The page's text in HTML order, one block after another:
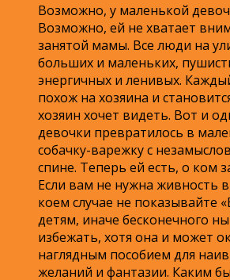
Возможно, у маленькой
Возможно, ей не хватает
занятой мамы. Все люди на
больших и маленьких,
энергичных и ленивых.
похож на хозяина и
хозяин хочет видеть. Вот и
девочки превратилось в
собачку-варежку с
спине. Теперь ей есть, о ком
Если вам не нужна живность
коем случае не показывайте
детям, иначе бесконечного
избежать, хотя она и может
наглядным пособием для
желаний и фантазии. Каким